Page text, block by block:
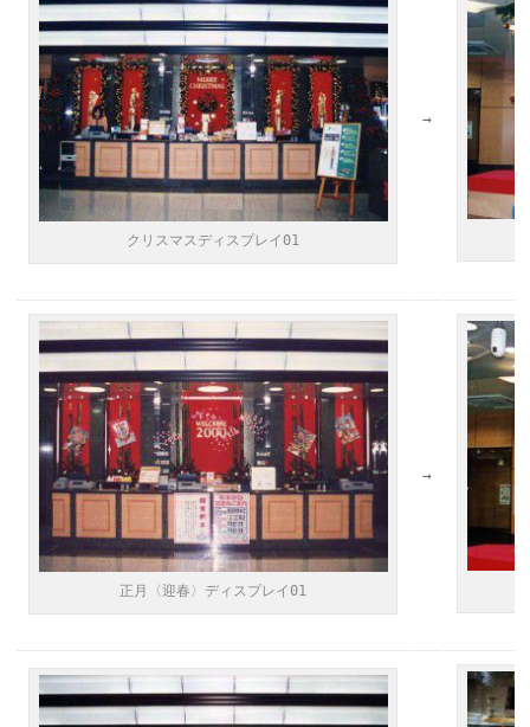
クリスマスディスプレイ01
→
正月〈迎春〉ディスプレイ01
→